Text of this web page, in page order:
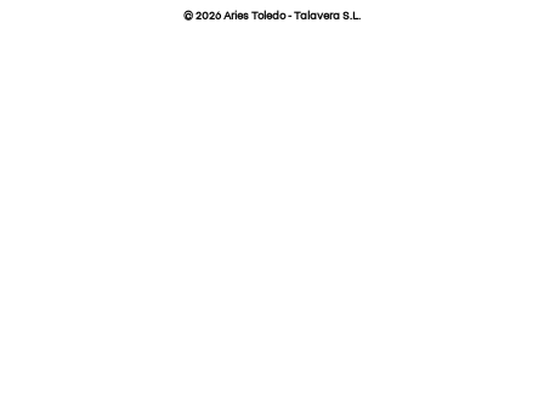
© 2026 Aries Toledo - Talavera S.L.